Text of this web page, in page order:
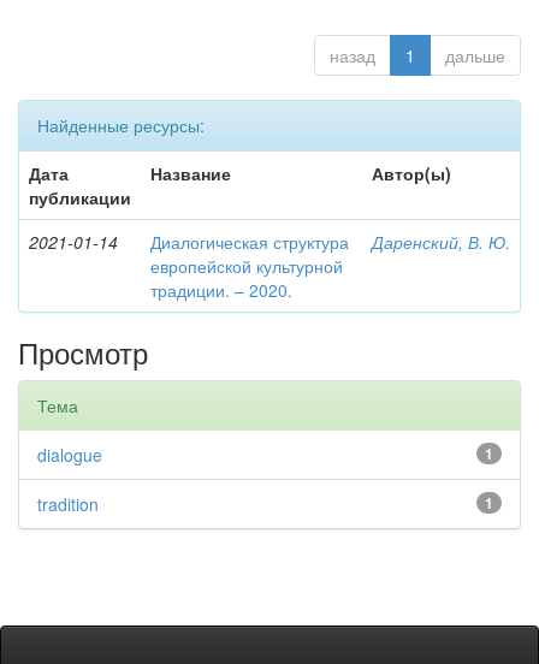
назад 1 дальше
Найденные ресурсы:
Дата
публикации
Название Автор(ы)
2021-01-14
Диалогическая структура
европейской культурной
традиции. – 2020.
Даренский, В. Ю.
Просмотр
Тема
1
dialogue
1
tradition